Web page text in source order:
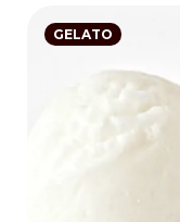
GELATO